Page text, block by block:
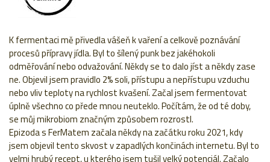
K fermentaci mě přivedla vášeň k vaření a celkově poznávání
procesů přípravy jídla. Byl to šílený punk bez jakéhokoli
odměřování nebo odvažování. Někdy se to dalo jíst a někdy zase
ne. Objevil jsem pravidlo 2% soli, přístupu a nepřístupu vzduchu
nebo vliv teploty na rychlost kvašení. Začal jsem fermentovat
úplně všechno co přede mnou neuteklo. Počítám, že od té doby,
se můj mikrobiom značným způsobem rozrostl.
Epizoda s FerMatem začala někdy na začátku roku 2021, kdy
jsem objevil tento skvost v zapadlých končinách internetu. Byl to
velmi hrubý recept, u kterého jsem tušil velký potenciál. Začalo